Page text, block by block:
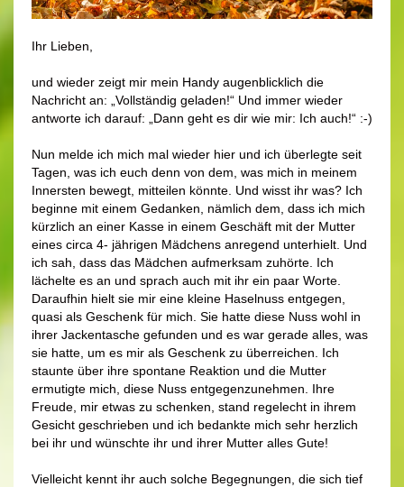
Ihr Lieben,
und wieder zeigt mir mein Handy augenblicklich die
Nachricht an: „Vollständig geladen!“ Und immer wieder
antworte ich darauf: „Dann geht es dir wie mir: Ich auch!“ :-)
Nun melde ich mich mal wieder hier und ich überlegte seit
Tagen, was ich euch denn von dem, was mich in meinem
Innersten bewegt, mitteilen könnte. Und wisst ihr was? Ich
beginne mit einem Gedanken, nämlich dem, dass ich mich
kürzlich an einer Kasse in einem Geschäft mit der Mutter
eines circa 4- jährigen Mädchens anregend unterhielt. Und
ich sah, dass das Mädchen aufmerksam zuhörte. Ich
lächelte es an und sprach auch mit ihr ein paar Worte.
Daraufhin hielt sie mir eine kleine Haselnuss entgegen,
quasi als Geschenk für mich. Sie hatte diese Nuss wohl in
ihrer Jackentasche gefunden und es war gerade alles, was
sie hatte, um es mir als Geschenk zu überreichen. Ich
staunte über ihre spontane Reaktion und die Mutter
ermutigte mich, diese Nuss entgegenzunehmen. Ihre
Freude, mir etwas zu schenken, stand regelecht in ihrem
Gesicht geschrieben und ich bedankte mich sehr herzlich
bei ihr und wünschte ihr und ihrer Mutter alles Gute!
Vielleicht kennt ihr auch solche Begegnungen, die sich tief